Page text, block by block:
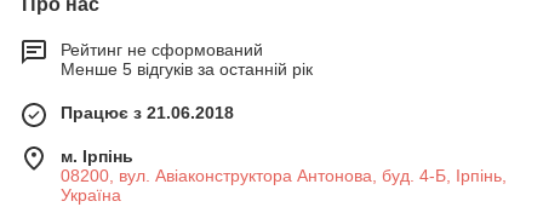
Про нас
Рейтинг не сформований
Менше 5 відгуків за останній рік
Працює з 21.06.2018
м. Ірпінь
08200, вул. Авіаконструктора Антонова, буд. 4-Б, Ірпінь,
Україна